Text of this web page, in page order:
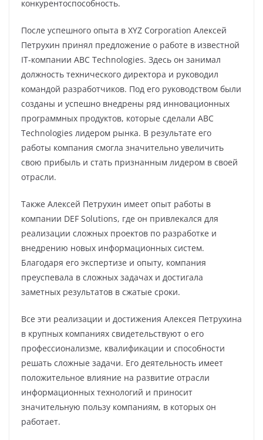
конкурентоспособность.
После успешного опыта в XYZ Corporation Алексей
Петрухин принял предложение о работе в известной
IT-компании ABC Technologies. Здесь он занимал
должность технического директора и руководил
командой разработчиков. Под его руководством были
созданы и успешно внедрены ряд инновационных
программных продуктов, которые сделали ABC
Technologies лидером рынка. В результате его
работы компания смогла значительно увеличить
свою прибыль и стать признанным лидером в своей
отрасли.
Также Алексей Петрухин имеет опыт работы в
компании DEF Solutions, где он привлекался для
реализации сложных проектов по разработке и
внедрению новых информационных систем.
Благодаря его экспертизе и опыту, компания
преуспевала в сложных задачах и достигала
заметных результатов в сжатые сроки.
Все эти реализации и достижения Алексея Петрухина
в крупных компаниях свидетельствуют о его
профессионализме, квалификации и способности
решать сложные задачи. Его деятельность имеет
положительное влияние на развитие отрасли
информационных технологий и приносит
значительную пользу компаниям, в которых он
работает.